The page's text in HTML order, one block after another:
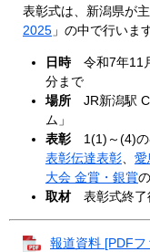
表彰式は、新潟県が
2025 」の中で行います
日時 令和7年11
分まで
場所 JR新潟駅
ム」
表彰 1(1)～(4)の
表彰伝達表彰
愛
大会 金賞・銀賞
取材 表彰式終了
報道資料 [PDF